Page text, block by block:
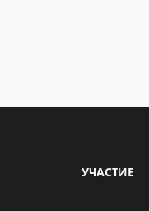
УЧАСТИЕ